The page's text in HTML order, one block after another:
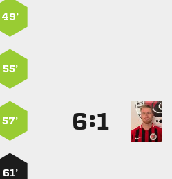
49’
55’
57’ :
61’